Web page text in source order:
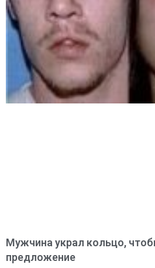
Мужчина украл кольцо,
предложение